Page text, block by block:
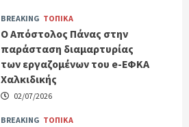
BREAKING ΤΟΠΙΚΑ
Ο Απόστολος Πάνας στην
παράσταση διαμαρτυρίας
των εργαζομένων του e-ΕΦΚΑ
Χαλκιδικής
02/07/2026
BREAKING ΤΟΠΙΚΑ